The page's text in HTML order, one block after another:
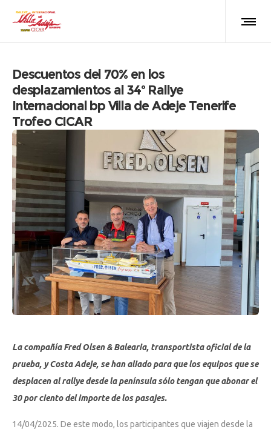
Descuentos del 70% en los
desplazamientos al 34º Rallye
Internacional bp Villa de Adeje Tenerife
Trofeo CICAR
La compañía Fred Olsen & Balearia, transportista oficial de la
prueba, y Costa Adeje, se han aliado para que los equipos que se
desplacen al rallye desde la península sólo tengan que abonar el
30 por ciento del importe de los pasajes.
14/04/2025. De este modo, los participantes que viajen desde la